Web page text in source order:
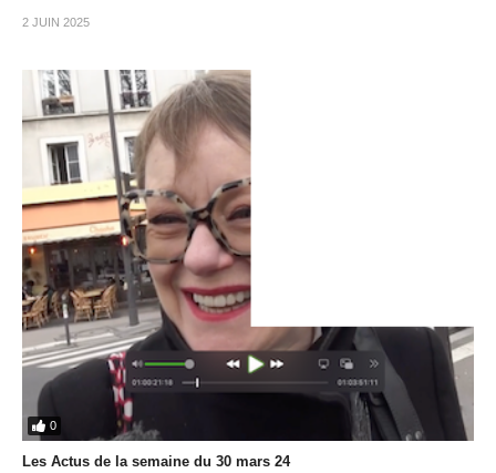
2 JUIN 2025
0
Les Actus de la semaine du 30 mars 24